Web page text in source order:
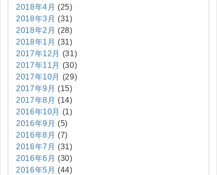
2018年4月 (25)
2018年3月 (31)
2018年2月 (28)
2018年1月 (31)
2017年12月
(31)
2017年11月
(30)
2017年10月
(29)
2017年9月 (15)
2017年8月 (14)
2016年10月
(1)
2016年9月 (5)
2016年8月 (7)
2016年7月 (31)
2016年6月 (30)
2016年5月 (44)